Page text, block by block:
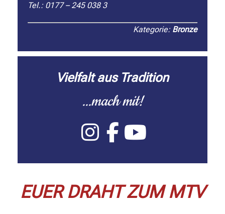
Tel.: 0177 – 245 038 3
Kategorie: Bronze
Vielfalt aus Tradition
...mach mit!
EUER DRAHT ZUM MTV